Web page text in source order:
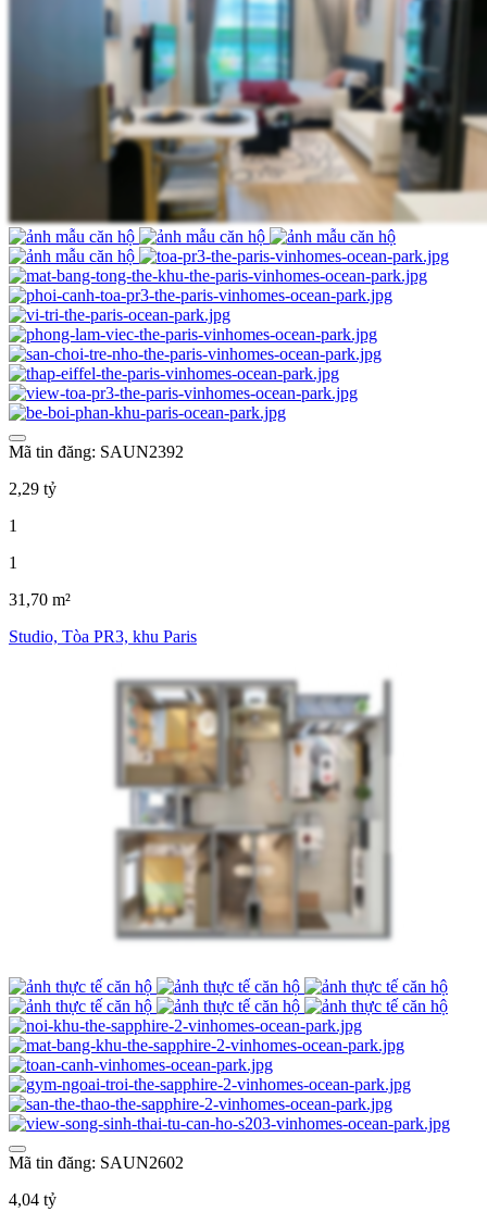
Mã tin đăng: SAUN2392
2,29 tỷ
1
1
31,70 m²
Studio, Tòa PR3, khu Paris
Mã tin đăng: SAUN2602
4,04 tỷ